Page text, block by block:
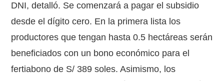
DNI, detalló. Se comenzará a pagar el subsidio
desde el dígito cero. En la primera lista los
productores que tengan hasta 0.5 hectáreas serán
beneficiados con un bono económico para el
fertiabono de S/ 389 soles. Asimismo, los